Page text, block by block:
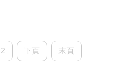
2 下頁 末頁